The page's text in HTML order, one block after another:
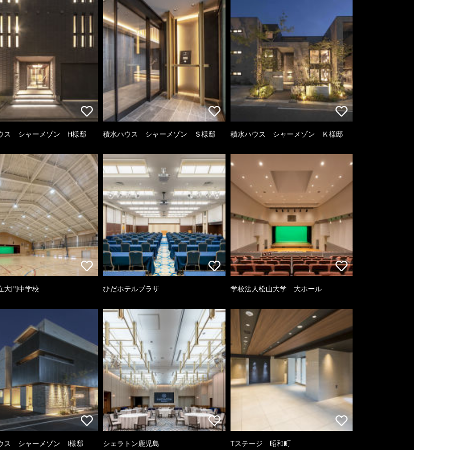
ス シャーメゾン H様邸 積水ハウス シャーメゾン Ｓ様邸 積水ハウス シャーメゾン Ｋ様邸
大門中学校 ひだホテルプラザ 学校法人松山大学 大ホール
ス シャーメゾン I様邸 シェラトン鹿児島 Tステージ 昭和町